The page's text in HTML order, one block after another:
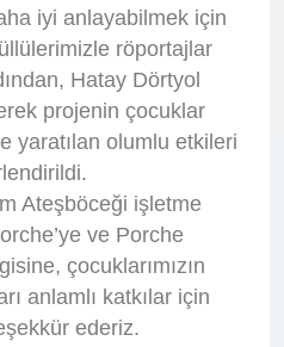
iyi anlayabilmek için
röportajlar
Hatay Dörtyol
projenin çocuklar
yaratılan olumlu etkileri
Ateşböceği işletme
ve Porche
çocuklarımızın
anlamlı katkılar için
ederiz.